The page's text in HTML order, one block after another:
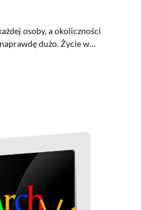
osoby, a okoliczności
dużo. Życie w…